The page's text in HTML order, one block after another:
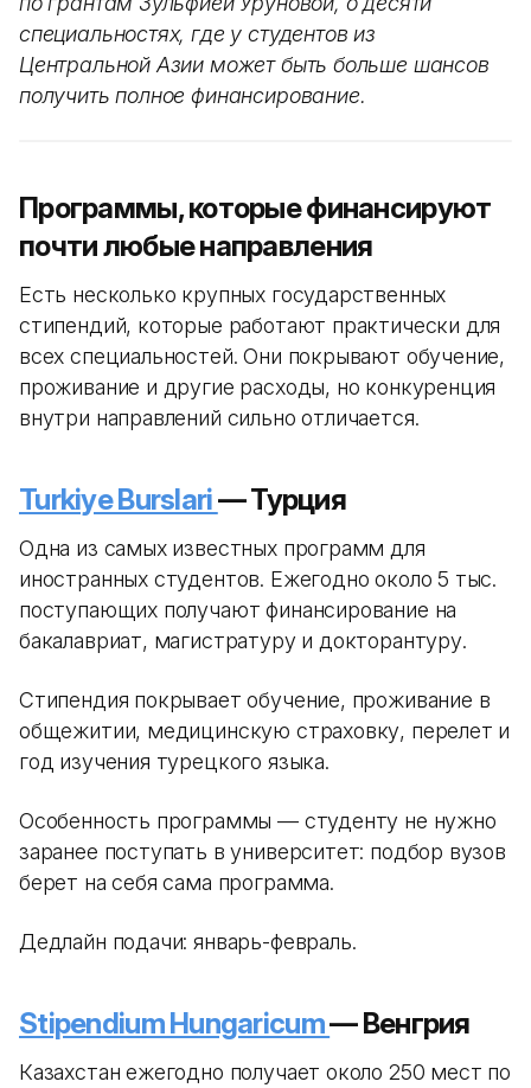
специальностях, где у студентов из
Центральной Азии может быть больше шансов
получить полное финансирование.
Программы, которые финансируют
почти любые направления
Есть несколько крупных государственных
стипендий, которые работают практически для
всех специальностей. Они покрывают обучение,
проживание и другие расходы, но конкуренция
внутри направлений сильно отличается.
Turkiye Burslari— Турция
Одна из самых известных программ для
иностранных студентов. Ежегодно около 5 тыс.
поступающих получают финансирование на
бакалавриат, магистратуру и докторантуру.
Стипендия покрывает обучение, проживание в
общежитии, медицинскую страховку, перелет и
год изучения турецкого языка.
Особенность программы — студенту не нужно
заранее поступать в университет: подбор вузов
берет на себя сама программа.
Дедлайн подачи: январь-февраль.
Stipendium Hungaricum— Венгрия
Казахстан ежегодно получает около 250 мест по